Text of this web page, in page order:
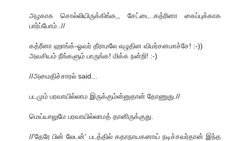
அழகாக சொல்லியிருக்கிங்க,, சேட்டை..கத்ரினா கைப்புக்காக
பார்ப்போம்..//
கத்ரீனா ஹாங்க்-ஓவர் தீராமலே எழுதின விமர்சனமாச்சே! :-))
அவசியம் நீங்களும் பாருங்க! மிக்க நன்றி! :-)
//அமைதிச்சாரல் said...
படமும் பரவாயில்லாம இருக்கும்ன்னுதான் தோணுது.//
மெய்யாலுமே பரவாயில்லாமத் தானிருக்குது.
//'தேரே பின் லேடன்' படத்தில் கதாநாயகனாய் நடிச்சவர்தான் இந்த